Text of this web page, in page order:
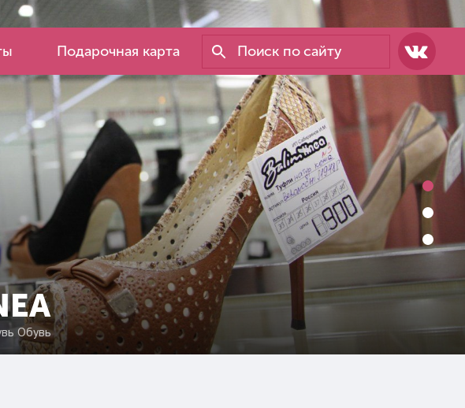
Подарочная карта
Обувь